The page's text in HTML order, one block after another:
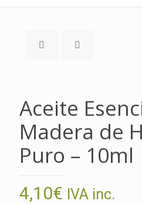
Aceite
Madera de
Puro – 10ml
4,10€ IVA inc.